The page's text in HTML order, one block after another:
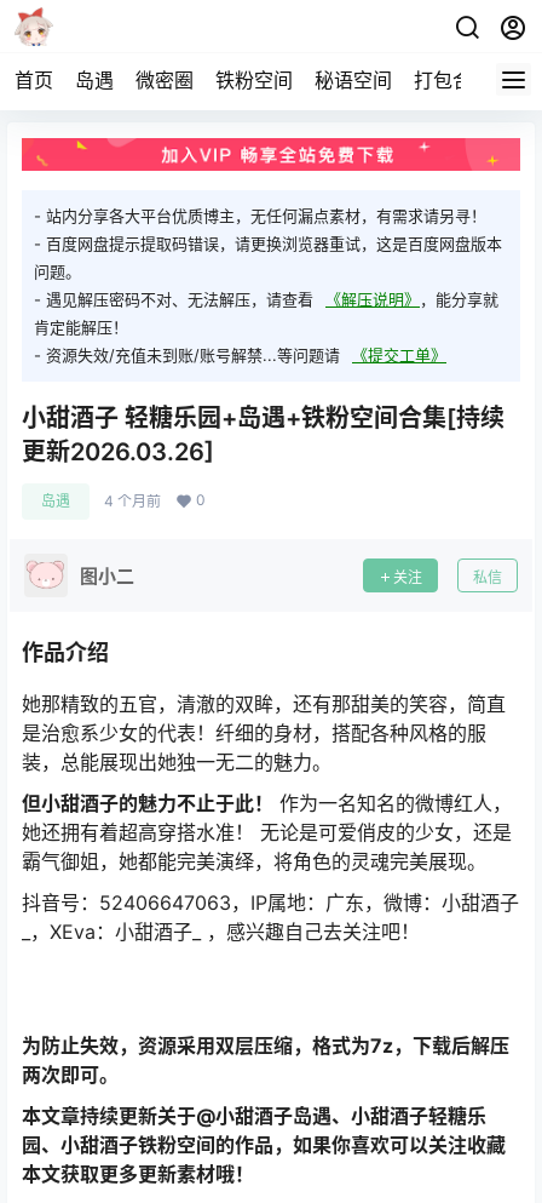
首页 岛遇 微密圈 铁粉空间 秘语空间 打包合集 关
- 站内分享各大平台优质博主，无任何漏点素材，有需求请另寻！
- 百度网盘提示提取码错误，请更换浏览器重试，这是百度网盘版本
问题。
- 遇见解压密码不对、无法解压，请查看
《解压说明》 ，能分享就
肯定能解压！
- 资源失效/充值未到账/账号解禁...等问题请
《提交工单》
小甜酒子 轻糖乐园+岛遇+铁粉空间合集[持续
更新2026.03.26]
岛遇 4 个月前 0
图小二 关注 私信
作品介绍
她那精致的五官，清澈的双眸，还有那甜美的笑容，简直
是治愈系少女的代表！纤细的身材，搭配各种风格的服
装，总能展现出她独一无二的魅力。
但小甜酒子的魅力不止于此！
作为一名知名的微博红人，
她还拥有着超高穿搭水准！ 无论是可爱俏皮的少女，还是
霸气御姐，她都能完美演绎，将角色的灵魂完美展现。
抖音号：52406647063，IP属地：广东，微博：小甜酒子
_，XEva：小甜酒子_ ，感兴趣自己去关注吧！
为防止失效，资源采用双层压缩，格式为7z，下载后解压
两次即可。
本文章持续更新关于@小甜酒子岛遇、小甜酒子轻糖乐
园、小甜酒子铁粉空间的作品，如果你喜欢可以关注收藏
本文获取更多更新素材哦！